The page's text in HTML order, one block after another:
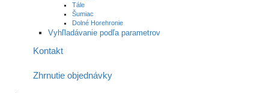
Tále
Šumiac
Dolné Horehronie
Vyhľladávanie podľa parametrov
Kontakt
Zhrnutie objednávky